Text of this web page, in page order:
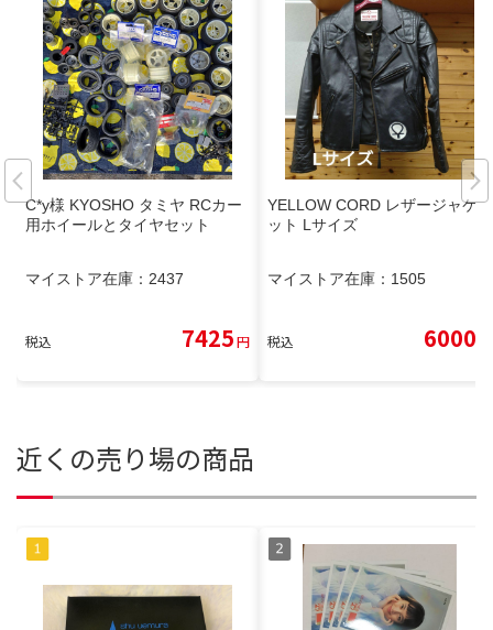
C*y様 KYOSHO タミヤ RCカー
用ホイールとタイヤセット
マイストア在庫： 2437
税込 7425円
YELLOW CORD レザージャケ
ット Lサイズ
マイストア在庫： 1505
税込 6000
近くの売り場の商品